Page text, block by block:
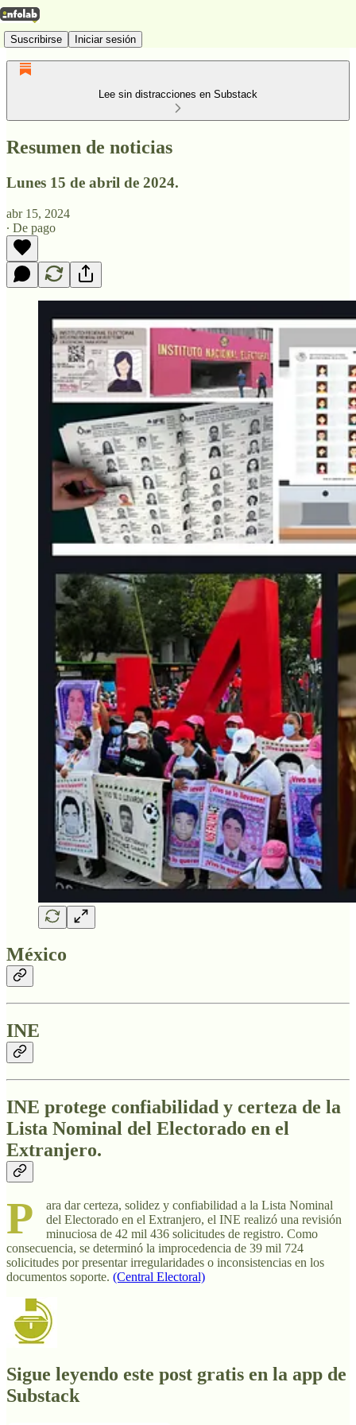
Suscribirse Iniciar sesión
Lee sin distracciones en Substack
Resumen de noticias
Lunes 15 de abril de 2024.
abr 15, 2024
∙ De pago
México
INE
INE protege confiabilidad y certeza de la
Lista Nominal del Electorado en el
Extranjero.
P
ara dar certeza, solidez y confiabilidad a la Lista Nominal
del Electorado en el Extranjero, el INE realizó una revisión
minuciosa de 42 mil 436 solicitudes de registro. Como
consecuencia, se determinó la improcedencia de 39 mil 724
solicitudes por presentar irregularidades o inconsistencias en los
documentos soporte. (Central Electoral)
Sigue leyendo este post gratis en la app de
Substack